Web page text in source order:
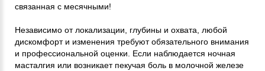
связанная с месячными!
Независимо от локализации, глубины и охвата, любой
дискомфорт и изменения требуют обязательного внимания
и профессиональной оценки. Если наблюдается ночная
масталгия или возникает пекучая боль в молочной железе